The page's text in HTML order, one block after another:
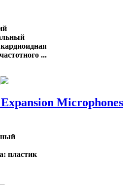
...
Microphones
: пластик